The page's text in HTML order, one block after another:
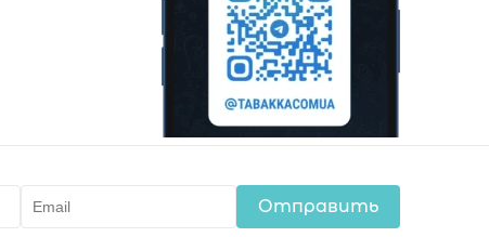
Отправить